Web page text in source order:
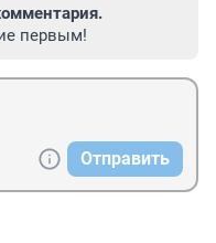
первым!
Отправить